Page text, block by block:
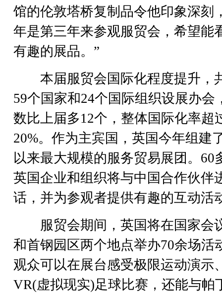
馆的伦敦塔桥复制品令他印象深刻
年是第三年来参观服贸会，希望能
有趣的展品。”
本届服贸会国际化程度提升，
59个国家和24个国际组织设展办会
数比上届多12个，整体国际化率超
20%。作为主宾国，英国今年组建
以来最大规模的服务贸易展团。60
英国企业和组织将与中国合作伙伴
话，并为参观者提供有趣的互动活
服贸会期间，英国将在国家会
和首钢园区两个地点举办70余场活
观众可以在展台感受极限运动演示
VR(虚拟现实)足球比赛，还能与帕